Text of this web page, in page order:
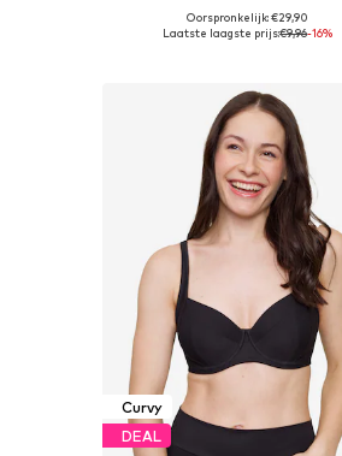
Beschikbare maten: 90, 95, 100
Oorspronkelijk: €29,90
Laatste laagste prijs:€9,96-16%
Curvy
DEAL